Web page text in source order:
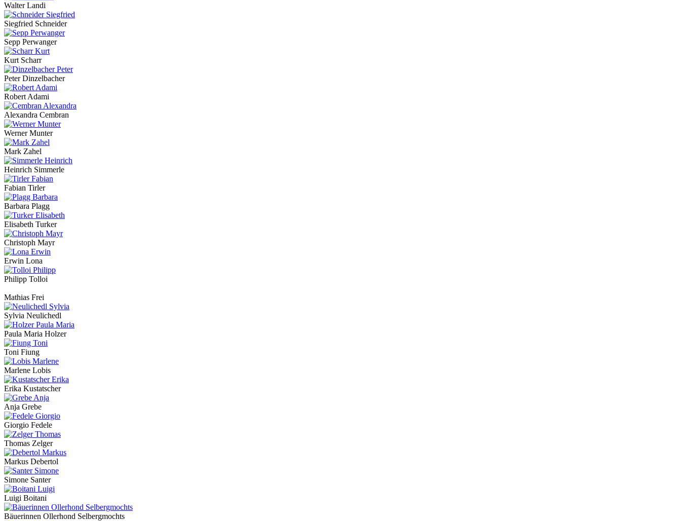
Walter Landi
Siegfried Schneider
Sepp Perwanger
Kurt Scharr
Peter Dinzelbacher
Robert Adami
Alexandra Cembran
Werner Munter
Mark Zahel
Heinrich Simmerle
Fabian Tirler
Barbara Plagg
Elisabeth Turker
Christoph Mayr
Erwin Lona
Philipp Tolloi
Mathias Frei
Sylvia Neulichedl
Paula Maria Holzer
Toni Fiung
Marlene Lobis
Erika Kustatscher
Anja Grebe
Giorgio Fedele
Thomas Zelger
Markus Debertol
Simone Santer
Luigi Boitani
Bäuerinnen Ollerhond Selbergmochts